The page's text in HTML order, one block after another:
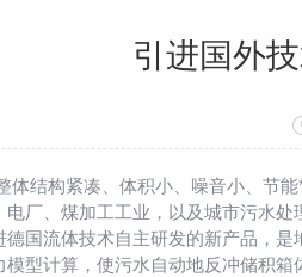
引进国外
构紧凑、体积小、噪音小、节能*
厂、煤加工工业，以及城市污水
流体技术自主研发的新产品，是
型计算，使污水自动地反冲储积